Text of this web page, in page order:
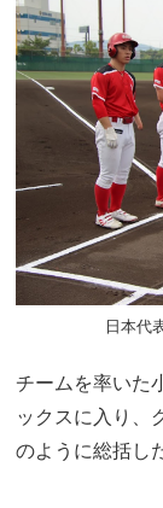
日本代
チームを率いた
ックスに入り、
のように総括し